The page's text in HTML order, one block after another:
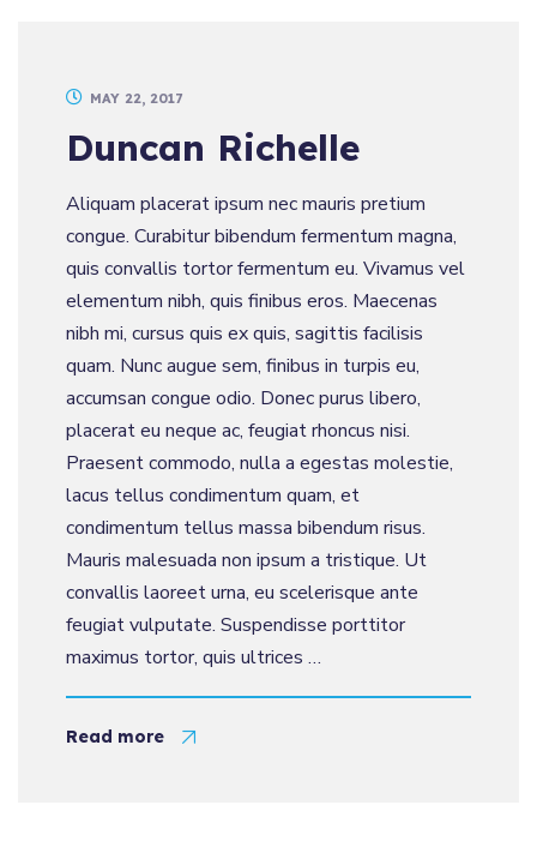
MAY 22, 2017
Duncan Richelle
Aliquam placerat ipsum nec mauris pretium
congue. Curabitur bibendum fermentum magna,
quis convallis tortor fermentum eu. Vivamus vel
elementum nibh, quis finibus eros. Maecenas
nibh mi, cursus quis ex quis, sagittis facilisis
quam. Nunc augue sem, finibus in turpis eu,
accumsan congue odio. Donec purus libero,
placerat eu neque ac, feugiat rhoncus nisi.
Praesent commodo, nulla a egestas molestie,
lacus tellus condimentum quam, et
condimentum tellus massa bibendum risus.
Mauris malesuada non ipsum a tristique. Ut
convallis laoreet urna, eu scelerisque ante
feugiat vulputate. Suspendisse porttitor
maximus tortor, quis ultrices …
Read more